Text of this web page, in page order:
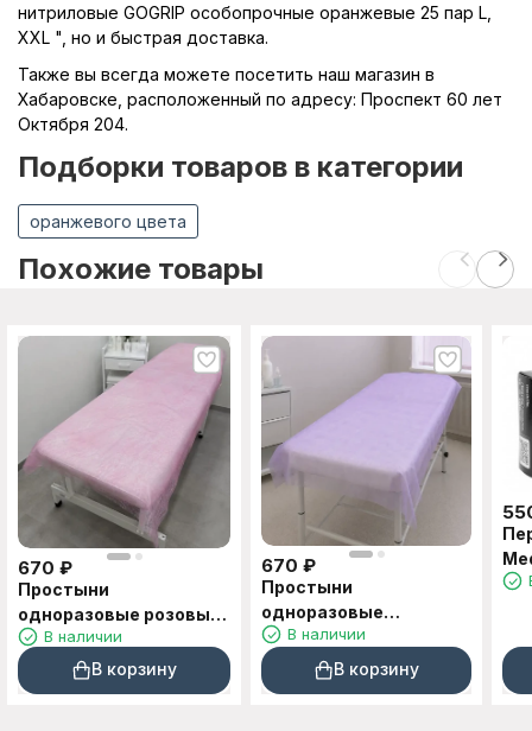
нитриловые GOGRIP особопрочные оранжевые 25 пар L,
XXL ", но и быстрая доставка.
Также вы всегда можете посетить наш магазин в
Хабаровске, расположенный по адресу: Проспект 60 лет
Октября 204.
Подборки товаров в категории
оранжевого цвета
Похожие товары
670 ₽
Простыни
одноразовые розовые
в рулоне 70*200см
100шт
В наличии
В корзину
670 ₽
Простыни
одноразовые
сиреневые в рулоне
70*200см 100шт
В наличии
В корзину
XL